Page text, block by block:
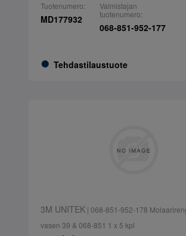
Tuotenumero:
MD177932
Tehdastilaustuote
Valmistajan
tuotenumero:
068-851-952-177
3M UNITEK| 068-851-952-178
vasen 39 & 068-851 1 x 5 kpl